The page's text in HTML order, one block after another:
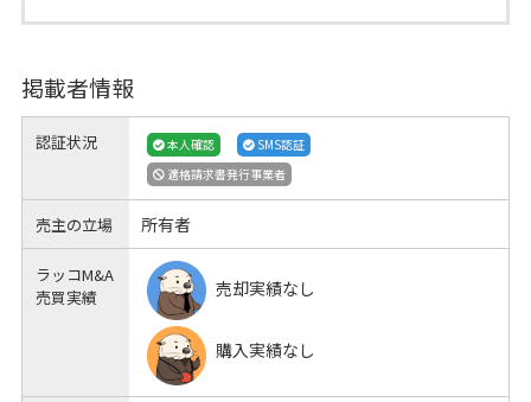
掲載者情報
認証状況 本人確認
SMS認証
適格請求書発行事業者
売主の立場 所有者
ラッコM&A
売買実績
売却実績なし
購入実績なし